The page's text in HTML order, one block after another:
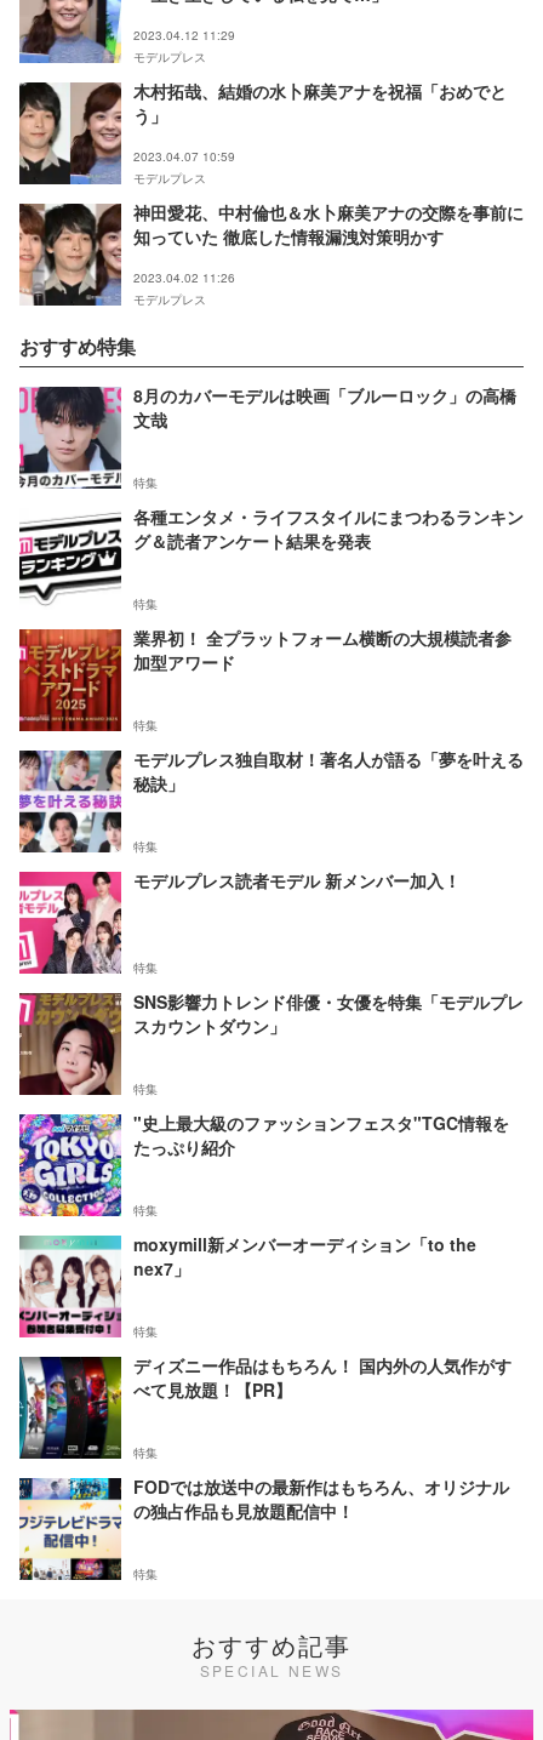
2023.04.12 11:29
モデルプレス
木村拓哉、結婚の水卜麻美アナを祝福「おめでと
う」
2023.04.07 10:59
モデルプレス
神田愛花、中村倫也＆水卜麻美アナの交際を事前に
知っていた 徹底した情報漏洩対策明かす
2023.04.02 11:26
モデルプレス
おすすめ特集
8月のカバーモデルは映画「ブルーロック」の高橋
文哉
特集
各種エンタメ・ライフスタイルにまつわるランキン
グ＆読者アンケート結果を発表
特集
業界初！ 全プラットフォーム横断の大規模読者参
加型アワード
特集
モデルプレス独自取材！著名人が語る「夢を叶える
秘訣」
特集
モデルプレス読者モデル 新メンバー加入！
特集
SNS影響力トレンド俳優・女優を特集「モデルプレ
スカウントダウン」
特集
"史上最大級のファッションフェスタ"TGC情報を
たっぷり紹介
特集
moxymill新メンバーオーディション「to the
nex7」
特集
ディズニー作品はもちろん！ 国内外の人気作がす
べて見放題！【PR】
特集
FODでは放送中の最新作はもちろん、オリジナル
の独占作品も見放題配信中！
特集
おすすめ記事
SPECIAL NEWS